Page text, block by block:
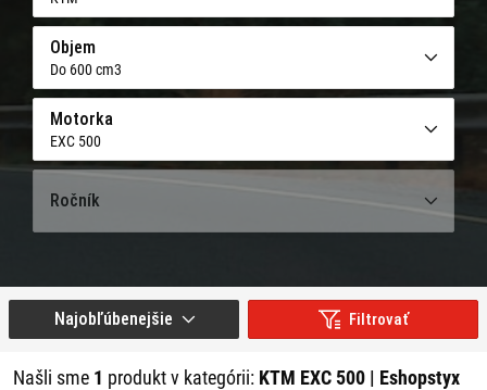
Objem
Do 600 cm3
Motorka
EXC 500
Ročník
Filtrovať
Našli sme 1 produkt v kategórii: KTM EXC 500 | Eshopstyx
Najobľúbenejšie